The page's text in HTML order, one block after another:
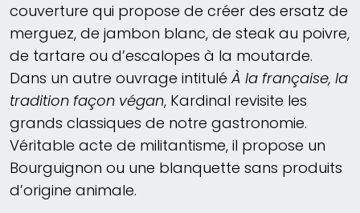
couverture qui propose de créer des ersatz de
merguez, de jambon blanc, de steak au poivre,
de tartare ou d’escalopes à la moutarde.
Dans un autre ouvrage intituléÀ la française, la
tradition façon végan, Kardinal revisite les
grands classiques de notre gastronomie.
Véritable acte de militantisme, il propose un
Bourguignon ou une blanquette sans produits
d’origine animale.